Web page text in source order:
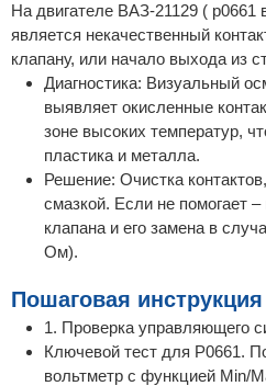
На двигателе ВАЗ-21129 ( p0661
является некачественный
клапану, или начало выхода из
Диагностика: Визуальный
выявляет окисленные
зоне высоких температур,
пластика и металла.
Решение: Очистка
смазкой. Если не помогает
клапана и его замена в
Ом).
Пошаговая
1. Проверка управляющего
Ключевой тест для P0661.
вольтметр с функцией Min/